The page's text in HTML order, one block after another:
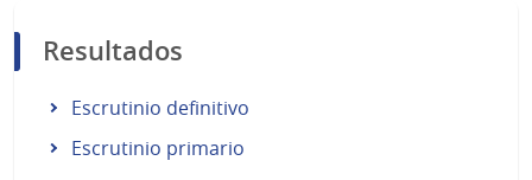
Resultados
Escrutinio definitivo
Escrutinio primario